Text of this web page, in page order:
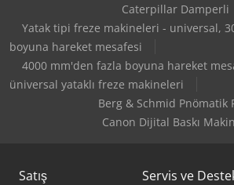
Caterpillar Damperli
Yatak tipi freze makineleri - universal,
boyuna hareket mesafesi
4000 mm'den fazla boyuna hareket
üniversal yataklı freze makineleri
Berg & Schmid Pnömatik
Canon Dijital Baskı
Satış Servis ve